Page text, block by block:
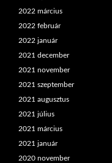
2022 március
2022 február
2022 január
2021 december
2021 november
2021 szeptember
2021 augusztus
2021 július
2021 március
2021 január
2020 november